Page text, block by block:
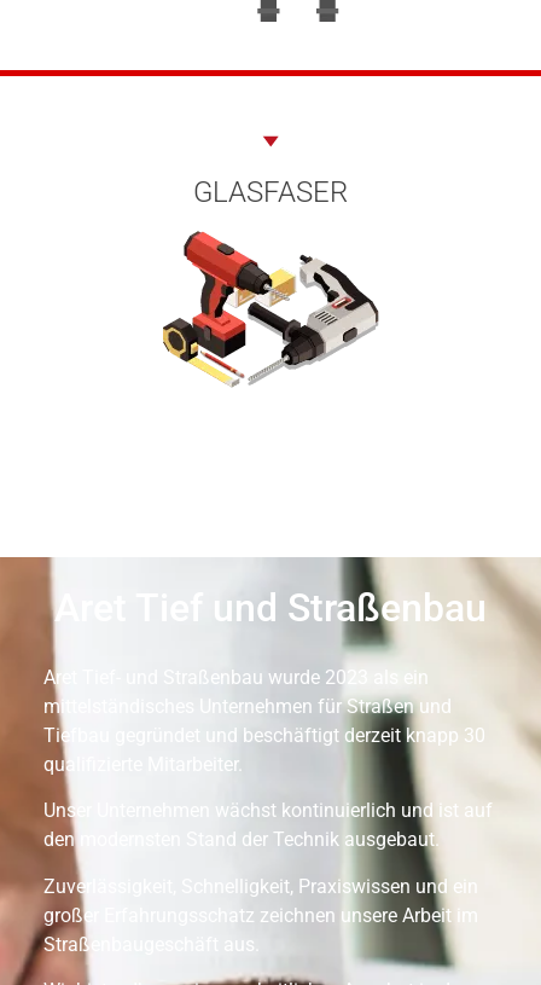
GLASFASER
Aret Tief und Straßenbau
Aret Tief- und Straßenbau wurde 2023 als ein
mittelständisches Unternehmen für Straßen und
Tiefbau gegründet und beschäftigt derzeit knapp 30
qualifizierte Mitarbeiter.
Unser Unternehmen wächst kontinuierlich und ist auf
den modernsten Stand der Technik ausgebaut.
Zuverlässigkeit, Schnelligkeit, Praxiswissen und ein
großer Erfahrungsschatz zeichnen unsere Arbeit im
Straßenbaugeschäft aus.